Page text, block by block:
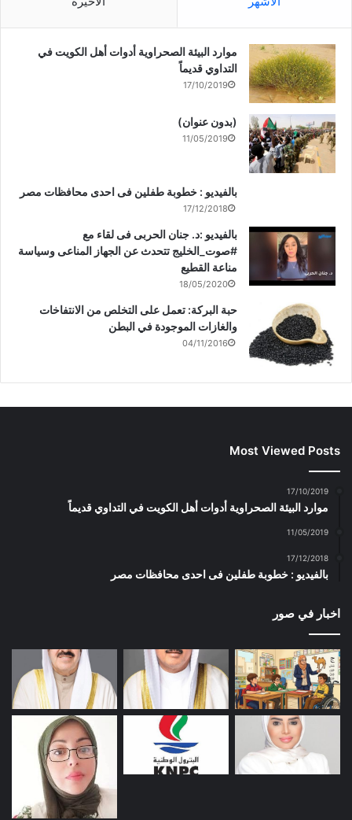
موارد البيئة الصحراوية أدوات أهل الكويت في
التداوي قديماً
17/10/2019
(بدون عنوان)
11/05/2019
بالفيديو : خطوبة طفلين فى احدى محافظات مصر
17/12/2018
بالفيديو :د. جنان الحربى فى لقاء مع
#صوت_الخليج تتحدث عن الجهاز المناعى وسياسة
مناعة القطيع
18/05/2020
حبة البركة: تعمل على التخلص من الانتفاخات
والغازات الموجودة في البطن
04/11/2016
Most Viewed Posts
17/10/2019
موارد البيئة الصحراوية أدوات أهل الكويت في التداوي قديماً
11/05/2019
17/12/2018
بالفيديو : خطوبة طفلين فى احدى محافظات مصر
اخبار في صور